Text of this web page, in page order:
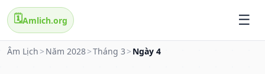
🗓️Amlich.org
Âm Lịch > Năm 2028>Tháng 3 > Ngày 4